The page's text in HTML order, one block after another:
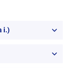
i.)